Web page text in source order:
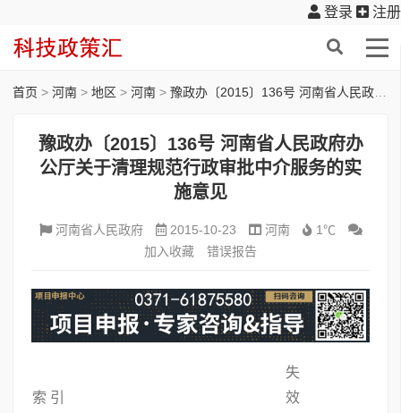
登录 注册
首页 > 河南 > 地区 > 河南 > 豫政办〔2015〕136号 河南省人民政府办公厅关于清理规范行政审批中介服务的实施意见
豫政办〔2015〕136号 河南省人民政府办
公厅关于清理规范行政审批中介服务的实
施意见
河南省人民政府 2015-10-23 河南
1℃
加入收藏
错误报告
索 引
失
效